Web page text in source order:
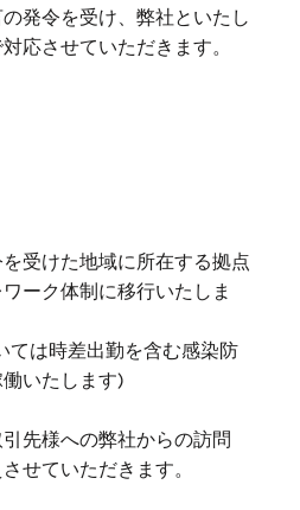
発令を受け、弊社といたし
応させていただきます。
受けた地域に所在する拠点
ーク体制に移行いたしま
ては時差出勤を含む感染防
いたします)
先様への弊社からの訪問
せていただきます。